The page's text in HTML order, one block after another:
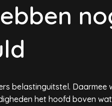
belastinguitstel.
het hoofd boven